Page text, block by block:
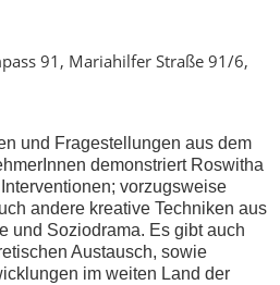
91, Mariahilfer Straße 91/6,
und Fragestellungen aus dem
demonstriert Roswitha
vorzugsweise
andere kreative Techniken aus
und Soziodrama. Es gibt auch
Austausch, sowie
im weiten Land der